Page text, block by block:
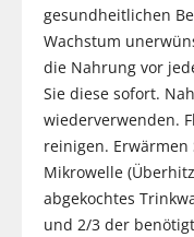
gesundheitlichen
Wachstum
die Nahrung vor
Sie diese sofort.
wiederverwenden.
reinigen.
Mikrowelle
abgekochtes
und 2/3 der